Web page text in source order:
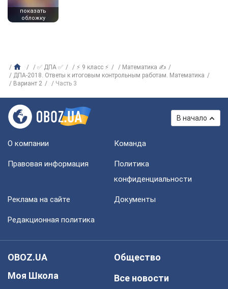
показать
обложку
✅ ДПА ✅ ⚡ 9 класс ⚡
Математика ✍
ДПА-2018. Ответы к итоговым контрольным работам. Математика
Вариант 2
Часть 3
В начало
О компании Команда
Правовая информация
Политика
конфиденциальности
Реклама на сайте Документы
Редакционная политика
OBOZ.UA
Моя Школа
Общество
Все новости